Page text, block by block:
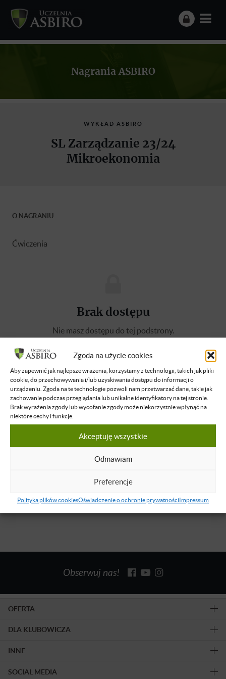
Zgoda na użycie cookies
Aby zapewnić jak najlepsze wrażenia, korzystamy z technologii, takich jak pliki
cookie, do przechowywania i/lub uzyskiwania dostępu do informacji o
urządzeniu. Zgoda na te technologie pozwoli nam przetwarzać dane, takie jak
zachowanie podczas przeglądania lub unikalne identyfikatory na tej stronie.
Brak wyrażenia zgody lub wycofanie zgody może niekorzystnie wpłynąć na
niektóre cechy i funkcje.
Akceptuję wszystkie
Odmawiam
Preferencje
Polityka plików cookiesOświadczenie o ochronie prywatnościImpressum
Nagrania ASBIRO
WYKŁAD ASBIRO
SL Zarządzanie 23/24
Mikroekonomia
O NAGRANIU
Ćwiczenia
Brak dostępu
Nie masz dostępu do tej podstrony.
O WYKŁADOWCY
Jakub Juszczak
Jakub Juszczak jest doktorem nauk
prawnych. W swoich badaniach skupia się na
libertarianizmie. Współpracownik Instytutu
Dowiedz się więcej
Obserwuj nas!
OFERTA
DLA KLUBOWICZA
INNE
SOCIAL MEDIA